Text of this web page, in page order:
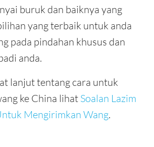
buruk dan baiknya yang
yang terbaik untuk anda
pada pindahan khusus dan
anda.
lanjut tentang cara untuk
ke China lihat Soalan Lazim
Mengirimkan Wang.